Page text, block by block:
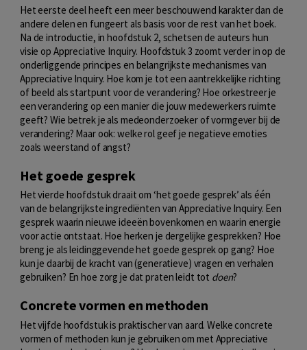
Het eerste deel heeft een meer beschouwend karakter dan de
andere delen en fungeert als basis voor de rest van het boek.
Na de introductie, in hoofdstuk 2, schetsen de auteurs hun
visie op Appreciative Inquiry. Hoofdstuk 3 zoomt verder in op de
onderliggende principes en belangrijkste mechanismes van
Appreciative Inquiry. Hoe kom je tot een aantrekkelijke richting
of beeld als startpunt voor de verandering? Hoe orkestreer je
een verandering op een manier die jouw medewerkers ruimte
geeft? Wie betrek je als medeonderzoeker of vormgever bij de
verandering? Maar ook: welke rol geef je negatieve emoties
zoals weerstand of angst?
Het goede gesprek
Het vierde hoofdstuk draait om ‘het goede gesprek’ als één
van de belangrijkste ingrediënten van Appreciative Inquiry. Een
gesprek waarin nieuwe ideeën bovenkomen en waarin energie
voor actie ontstaat. Hoe herken je dergelijke gesprekken? Hoe
breng je als leidinggevende het goede gesprek op gang? Hoe
kun je daarbij de kracht van (generatieve) vragen en verhalen
gebruiken? En hoe zorg je dat praten leidt tot doen?
Concrete vormen en methoden
Het vijfde hoofdstuk is praktischer van aard. Welke concrete
vormen of methoden kun je gebruiken om met Appreciative